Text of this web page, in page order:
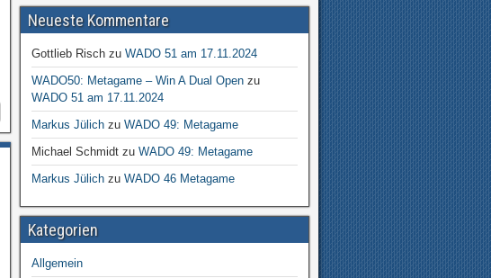
Neueste Kommentare
Gottlieb Rischzu WADO 51 am 17.11.2024
WADO50: Metagame – Win A Dual Openzu
WADO 51 am 17.11.2024
Markus Jülichzu WADO 49: Metagame
Michael Schmidtzu WADO 49: Metagame
Markus Jülichzu WADO 46 Metagame
Kategorien
Allgemein